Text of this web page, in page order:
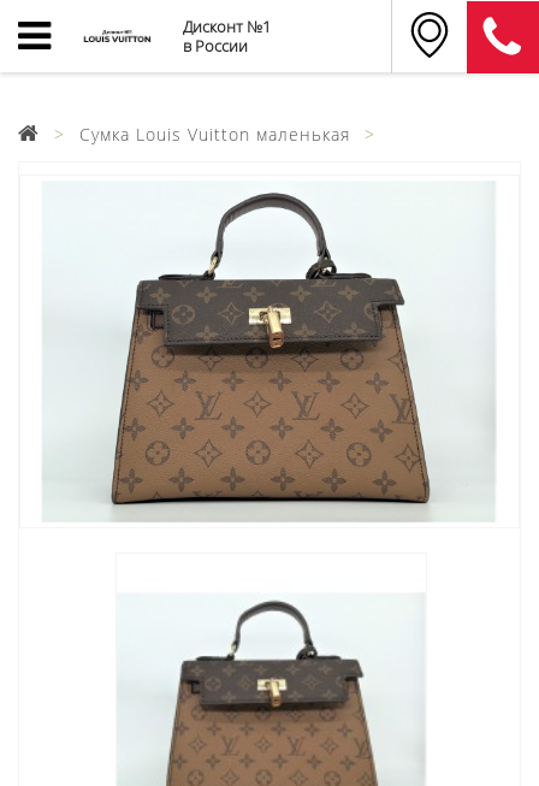
Дисконт №1
в России
Cумка Louis Vuitton маленькая